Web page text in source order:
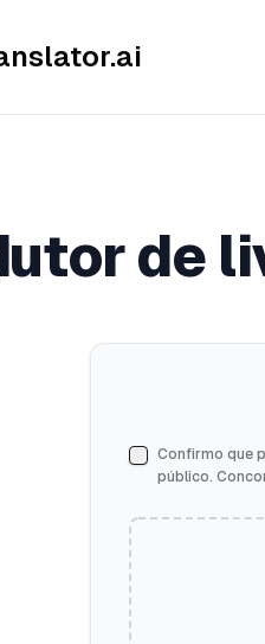
de
Confirmo que
público.